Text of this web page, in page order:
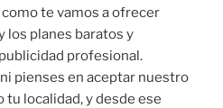
te vamos a ofrecer
los planes baratos y
profesional.
pienses en aceptar nuestro
localidad, y desde ese